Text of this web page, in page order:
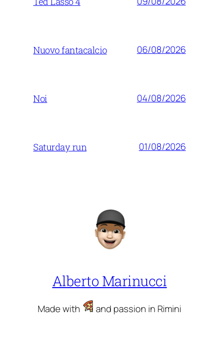
Nuovo fantacalcio 06/08/2026
Noi 04/08/2026
Saturday run 01/08/2026
Alberto Marinucci
Made with and passion in Rimini